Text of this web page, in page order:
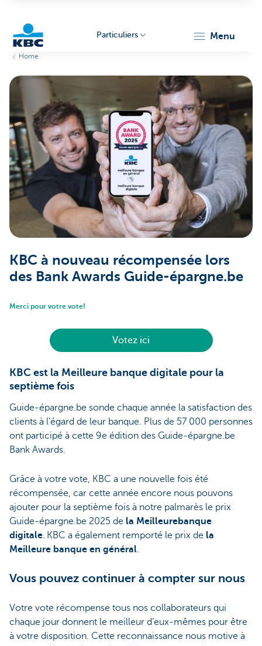
Particuliers menu
Home
KBC à nouveau récompensée lors
des Bank Awards Guide-épargne.be
Merci pour votre vote!
Votez ici
KBC est la Meilleure banque digitale pour la
septième fois
Guide-épargne.be sonde chaque année la satisfaction des
clients à l'égard de leur banque. Plus de 57 000 personnes
ont participé à cette 9e édition des Guide-épargne.be
Bank Awards.
Grâce à votre vote, KBC a une nouvelle fois été
récompensée, car cette année encore nous pouvons
ajouter pour la septième fois à notre palmarès le prix
Guide-épargne.be 2025 de la Meilleurebanque
digitale. KBC a également remporté le prix de la
Meilleure banque en général.
Vous pouvez continuer à compter sur nous
Votre vote récompense tous nos collaborateurs qui
chaque jour donnent le meilleur d’eux-mêmes pour être
à votre disposition. Cette reconnaissance nous motive à